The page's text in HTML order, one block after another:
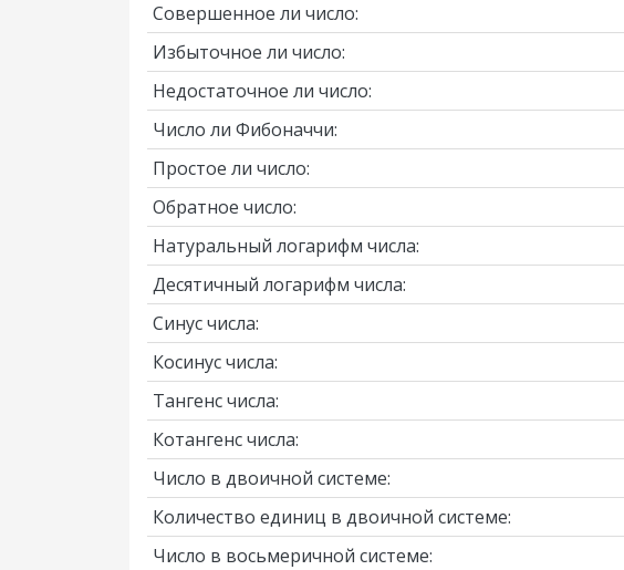
Совершенное ли число:
Избыточное ли число:
Недостаточное ли число:
Число ли Фибоначчи:
Простое ли число:
Обратное число:
Натуральный логарифм числа:
Десятичный логарифм числа:
Синус числа:
Косинус числа:
Тангенс числа:
Котангенс числа:
Число в двоичной системе:
Количество единиц в двоичной системе:
Число в восьмеричной системе: